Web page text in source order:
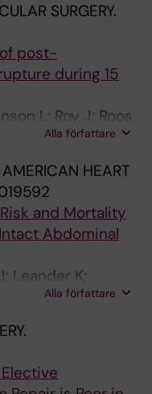
SURGERY.
post-
during 15
L; Roy J; Roos
Alla författare
HEART
and Mortality
Abdominal
Leander K;
Alla författare